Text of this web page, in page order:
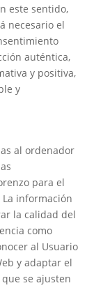
este sentido,
necesario el
auténtica,
y positiva,
y
al ordenador
para el
información
la calidad del
como
al Usuario
y adaptar el
se ajusten